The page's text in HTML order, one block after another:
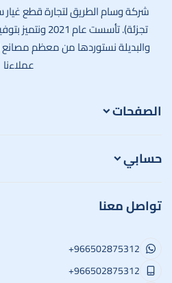
شركة وسام الطريق لتجارة قطع غيار
تجزئة). تأسست
والبديلة نستوردها من معظم مصانع
عملاءنا
الصفحات
حسابي
تواصل معنا
+966502875312
+966502875312